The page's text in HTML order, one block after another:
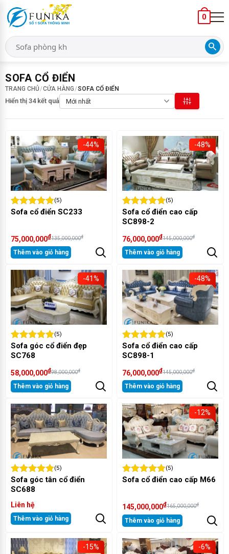
search
0
SOFA CỔ ĐIỂN
TRANG CHỦ/CỬA HÀNG/SOFA CỔ ĐIỂN
Hiển thị 34 kết quả
-44%
(5)
Sofa cổ điển SC233
75,000,000₫135,000,000₫
Thêm vào giỏ hàng
-48%
(5)
Sofa cổ điển cao cấp
SC898-2
76,000,000₫145,000,000₫
Thêm vào giỏ hàng
-41%
(5)
Sofa góc cổ điển đẹp
SC768
58,000,000₫98,000,000₫
Thêm vào giỏ hàng
-48%
(5)
Sofa cổ điển cao cấp
SC898-1
76,000,000₫145,000,000₫
Thêm vào giỏ hàng
(5)
Sofa góc tân cổ điển
SC688
Liên hệ
Thêm vào giỏ hàng
-12%
(5)
Sofa cổ điển cao cấp M66
145,000,000₫165,000,000₫
Thêm vào giỏ hàng
-15% -6%